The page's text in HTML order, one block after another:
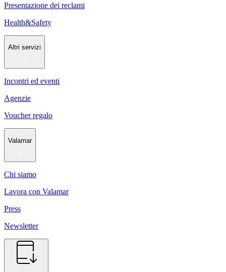
Presentazione dei reclami
Health&Safety
Altri servizi
Incontri ed eventi
Agenzie
Voucher regalo
Valamar
Chi siamo
Lavora con Valamar
Press
Newsletter